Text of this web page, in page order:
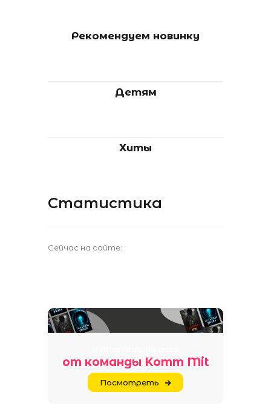
Рекомендуем новинку
Детям
Хиты
Статистика
Сейчас на сайте:
от команды Komm Mit
Посмотреть